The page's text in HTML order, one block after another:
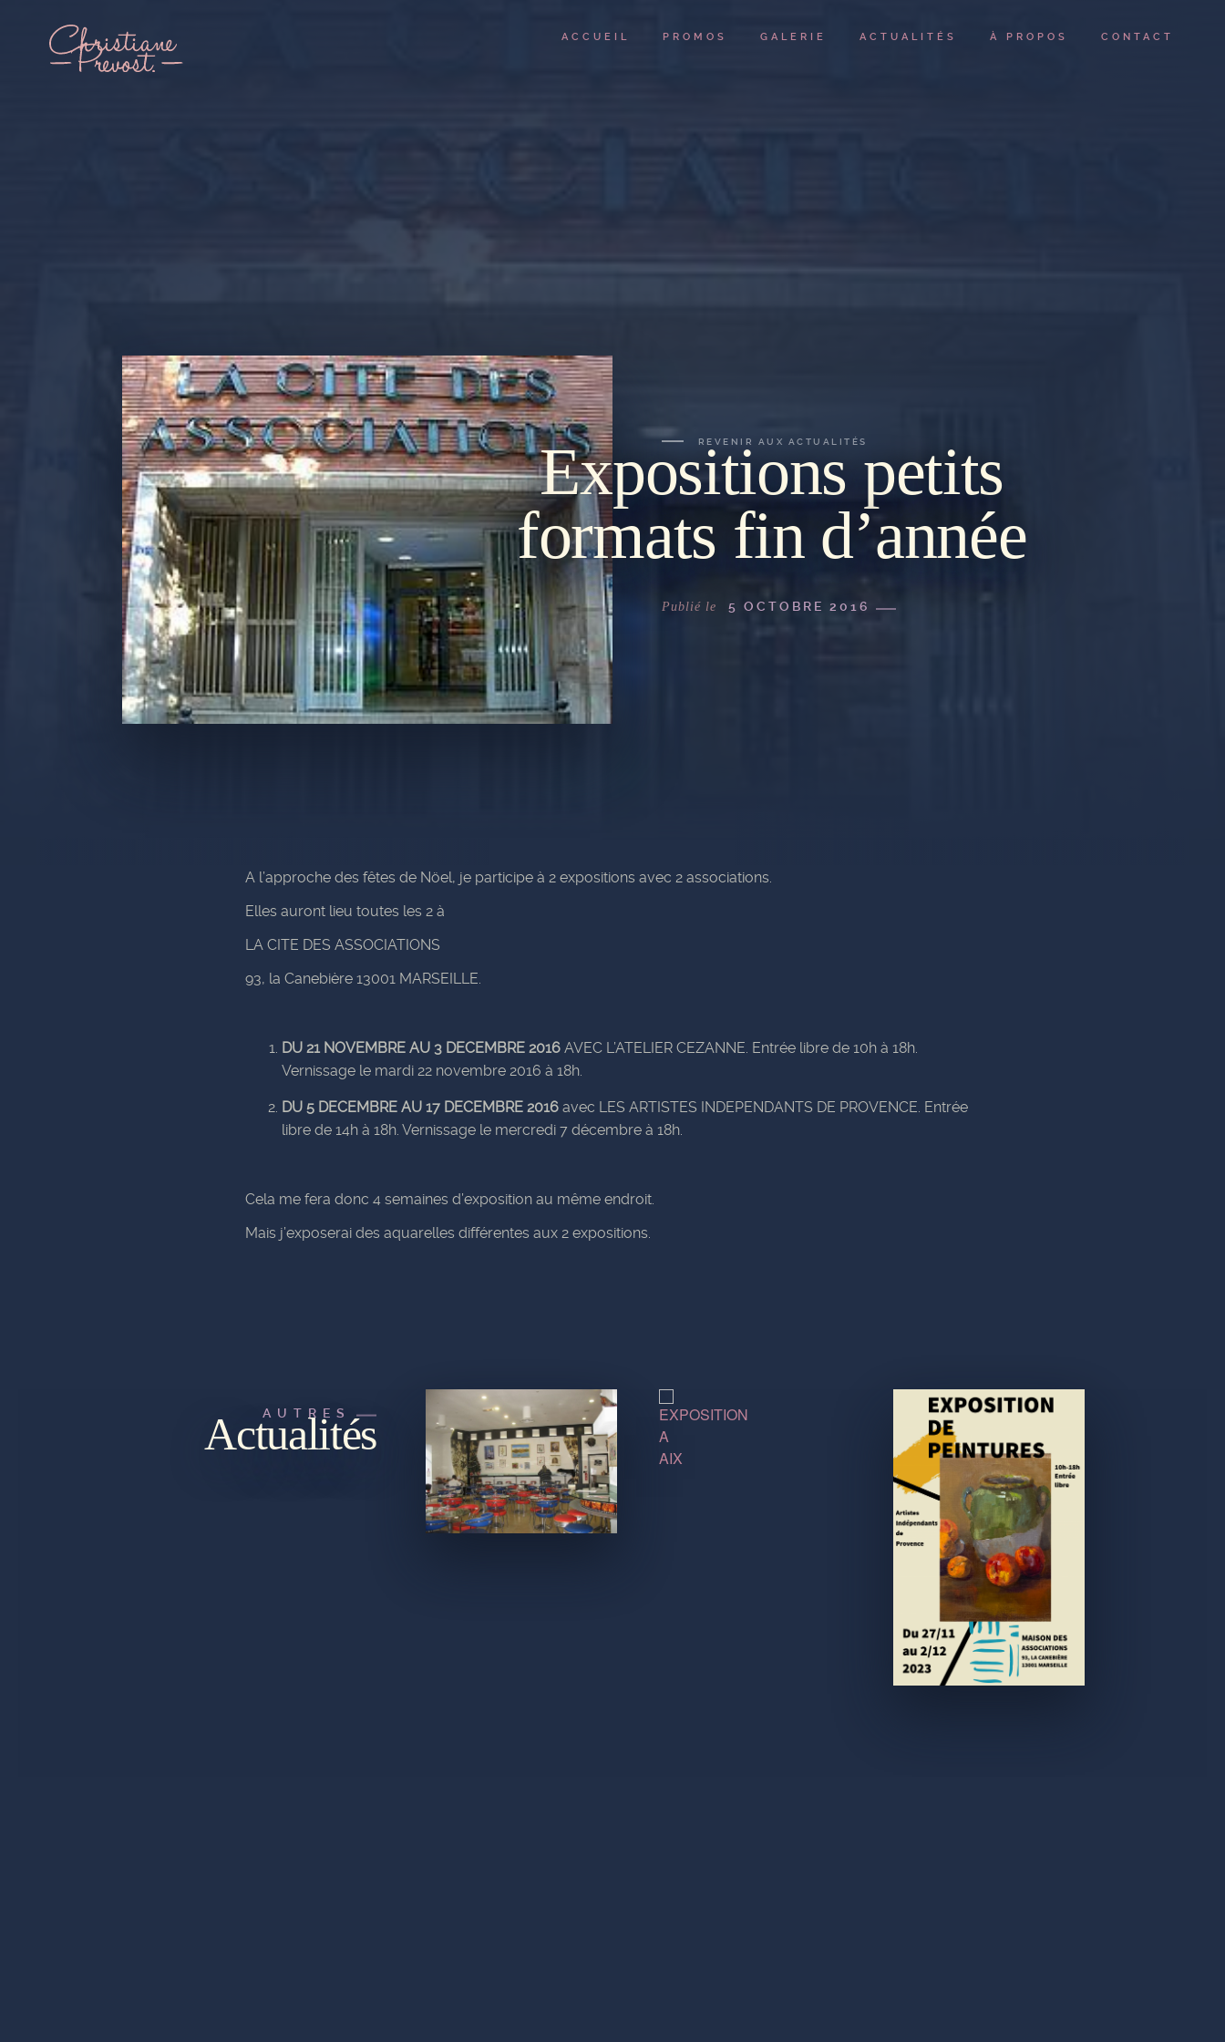
ACCUEIL PROMOS GALERIE ACTUALITÉS À PROPOS CONTACT
REVENIR AUX ACTUALITÉS
Expositions petits
formats fin d’année
Publié le 5 OCTOBRE 2016
A l’approche des fêtes de Nöel, je participe à 2 expositions avec 2 associations.
Elles auront lieu toutes les 2 à
LA CITE DES ASSOCIATIONS
93, la Canebière 13001 MARSEILLE.
DU 21 NOVEMBRE AU 3 DECEMBRE 2016 AVEC L’ATELIER CEZANNE. Entrée libre de 10h à 18h.
Vernissage le mardi 22 novembre 2016 à 18h.
DU 5 DECEMBRE AU 17 DECEMBRE 2016 avec LES ARTISTES INDEPENDANTS DE PROVENCE. Entrée
libre de 14h à 18h. Vernissage le mercredi 7 décembre à 18h.
Cela me fera donc 4 semaines d’exposition au même endroit.
Mais j’exposerai des aquarelles différentes aux 2 expositions.
AUTRES
Actualités
by
Proov.fr